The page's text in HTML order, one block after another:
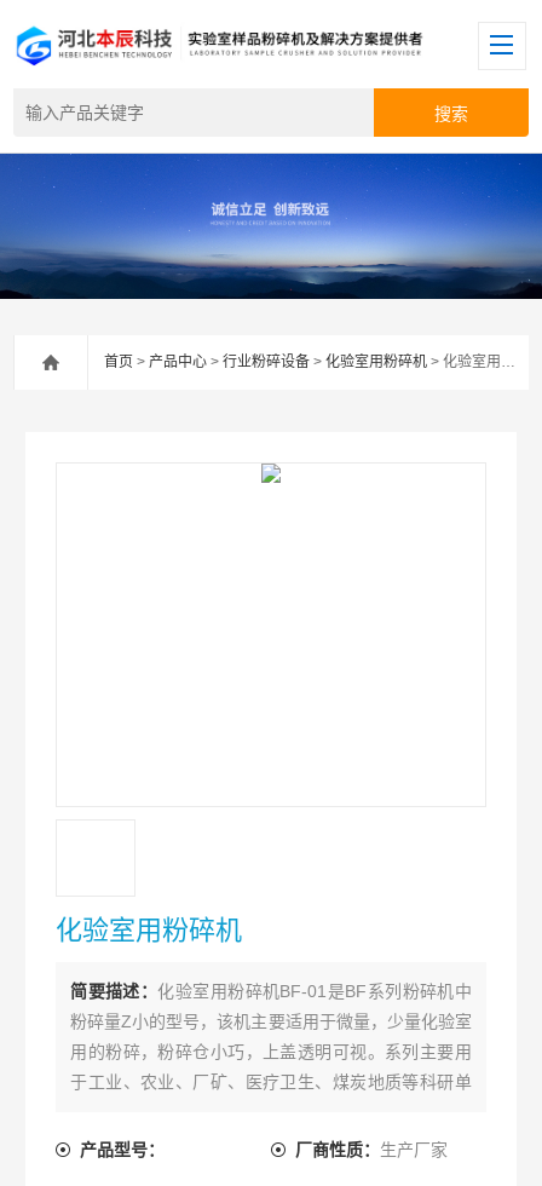
首页 >产品中心 >行业粉碎设备 >化验室用粉碎机 > 化验室用粉碎机
化验室用粉碎机
简要描述：化验室用粉碎机BF-01是BF系列粉碎机中
粉碎量Z小的型号，该机主要适用于微量，少量化验室
用的粉碎，粉碎仓小巧，上盖透明可视。系列主要用
于工业、农业、厂矿、医疗卫生、煤炭地质等科研单
石、肥料、药品，中草药及其它化验室用进行粉碎处
产品型号： 厂商性质： 生产厂家